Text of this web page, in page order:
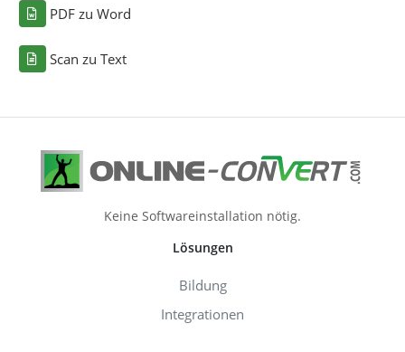
PDF zu Word
Scan zu Text
Keine Softwareinstallation nötig.
Lösungen
Bildung
Integrationen